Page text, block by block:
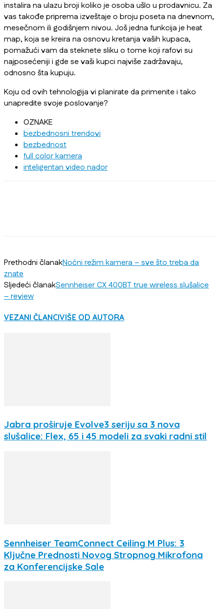
instalira na ulazu broji koliko je osoba ušlo u prodavnicu. Za
vas takođe priprema izveštaje o broju poseta na dnevnom,
mesečnom ili godišnjem nivou. Još jedna funkcija je heat
map, koja se kreira na osnovu kretanja vaših kupaca,
pomažući vam da steknete sliku o tome koji rafovi su
najposećeniji i gde se vaši kupci najviše zadržavaju,
odnosno šta kupuju.
Koju od ovih tehnologija vi planirate da primenite i tako
unapredite svoje poslovanje?
OZNAKE
bezbednosni trendovi
bezbednost
full color kamera
inteligentan video nador
Prethodni članakNoćni režim kamera – sve što treba da
znate
Sljedeći članakSennheiser CX 400BT true wireless slušalice
– review
VEZANI ČLANCIVIŠE OD AUTORA
Jabra proširuje Evolve3 seriju sa 3 nova
slušalice: Flex, 65 i 45 modeli za svaki radni stil
Sennheiser TeamConnect Ceiling M Plus: 3
Ključne Prednosti Novog Stropnog Mikrofona
za Konferencijske Sale